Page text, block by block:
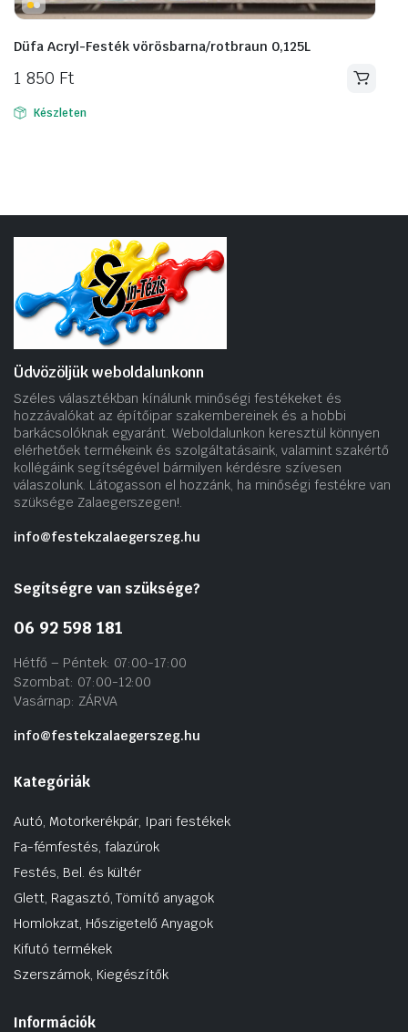
Düfa Acryl-Festék vörösbarna/rotbraun 0,125L
1 850 Ft
Készleten
Üdvözöljük weboldalunkonn
Széles választékban kínálunk minőségi festékeket és
hozzávalókat az építőipar szakembereinek és a hobbi
barkácsolóknak egyaránt. Weboldalunkon keresztül könnyen
elérhetőek termékeink és szolgáltatásaink, valamint szakértő
kollégáink segítségével bármilyen kérdésre szívesen
válaszolunk. Látogasson el hozzánk, ha minőségi festékre van
szüksége Zalaegerszegen!.
info@festekzalaegerszeg.hu
Segítségre van szüksége?
06 92 598 181
Hétfő – Péntek: 07:00-17:00
Szombat: 07:00-12:00
Vasárnap: ZÁRVA
info@festekzalaegerszeg.hu
Kategóriák
Autó, Motorkerékpár, Ipari festékek
Fa-fémfestés, falazúrok
Festés, Bel. és kültér
Glett, Ragasztó, Tömítő anyagok
Homlokzat, Hőszigetelő Anyagok
Kifutó termékek
Szerszámok, Kiegészítők
Információk